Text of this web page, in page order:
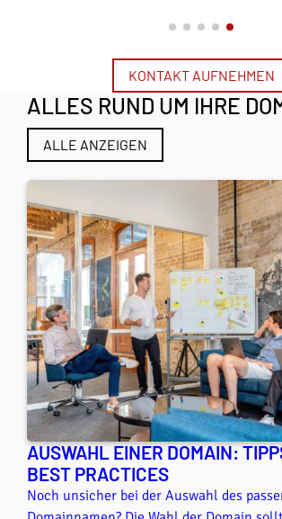
KONTAKT AUFNEHMEN
ALLES RUND UM IHRE
ALLE ANZEIGEN
AUSWAHL EINER DOMAIN:
BEST PRACTICES
Noch unsicher bei der Auswahl des